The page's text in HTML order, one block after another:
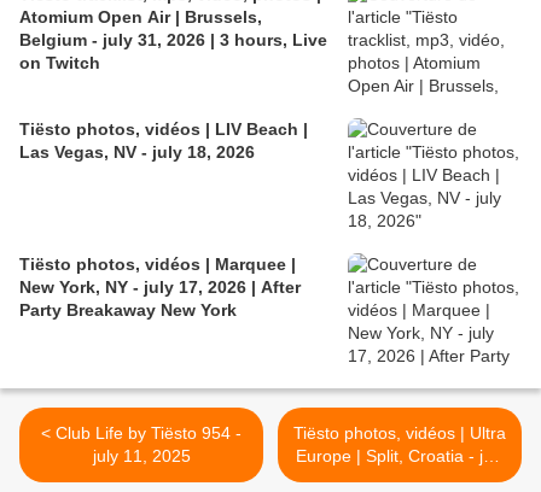
Atomium Open Air | Brussels,
Belgium - july 31, 2026 | 3 hours, Live
on Twitch
Tiësto photos, vidéos | LIV Beach |
Las Vegas, NV - july 18, 2026
Tiësto photos, vidéos | Marquee |
New York, NY - july 17, 2026 | After
Party Breakaway New York
< Club Life by Tiësto 954 -
july 11, 2025
Tiësto photos, vidéos | Ultra
Europe | Split, Croatia - july
12, 2025 >